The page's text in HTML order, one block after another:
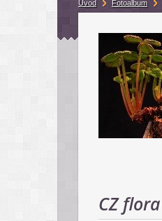
CZ flora
Úvod Fotoalbum